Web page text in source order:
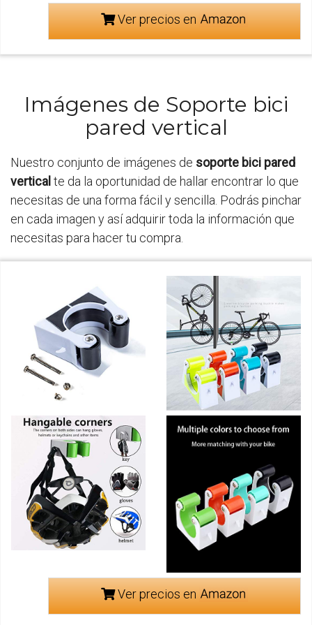
Ver precios en
Imágenes de Soporte bici
pared vertical
Nuestro conjunto de imágenes de soporte bici pared
vertical te da la oportunidad de hallar encontrar lo que
necesitas de una forma fácil y sencilla. Podrás pinchar
en cada imagen y así adquirir toda la información que
necesitas para hacer tu compra.
Ver precios en